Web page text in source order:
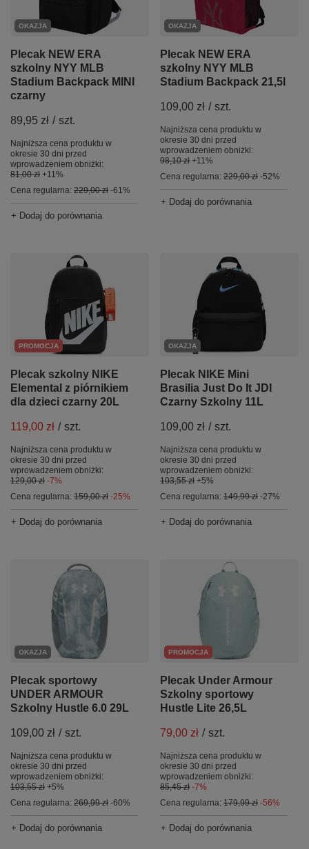
OKAZJA
Plecak NEW ERA
szkolny NYY MLB
Stadium Backpack MINI
czarny
89,95 zł / szt.
Najniższa cena produktu w
okresie 30 dni przed
wprowadzeniem obniżki:
81,00 zł +11%
Cena regularna: 229,00 zł -61%
+ Dodaj do porównania
OKAZJA
Plecak NEW ERA
szkolny NYY MLB
Stadium Backpack 21,5l
109,00 zł / szt.
Najniższa cena produktu w
okresie 30 dni przed
wprowadzeniem obniżki:
98,10 zł +11%
Cena regularna: 229,00 zł -52%
+ Dodaj do porównania
PROMOCJA
Plecak szkolny NIKE
Elemental z piórnikiem
dla dzieci czarny 20L
119,00 zł / szt.
Najniższa cena produktu w
okresie 30 dni przed
wprowadzeniem obniżki:
129,00 zł -7%
Cena regularna: 159,00 zł -25%
+ Dodaj do porównania
OKAZJA
Plecak NIKE Mini
Brasilia Just Do It JDI
Czarny Szkolny 11L
109,00 zł / szt.
Najniższa cena produktu w
okresie 30 dni przed
wprowadzeniem obniżki:
103,55 zł +5%
Cena regularna: 149,99 zł -27%
+ Dodaj do porównania
OKAZJA
Plecak sportowy
UNDER ARMOUR
Szkolny Hustle 6.0 29L
109,00 zł / szt.
Najniższa cena produktu w
okresie 30 dni przed
wprowadzeniem obniżki:
103,55 zł +5%
Cena regularna: 269,99 zł -60%
+ Dodaj do porównania
PROMOCJA
Plecak Under Armour
Szkolny sportowy
Hustle Lite 26,5L
79,00 zł / szt.
Najniższa cena produktu w
okresie 30 dni przed
wprowadzeniem obniżki:
85,45 zł -7%
Cena regularna: 179,99 zł -56%
+ Dodaj do porównania